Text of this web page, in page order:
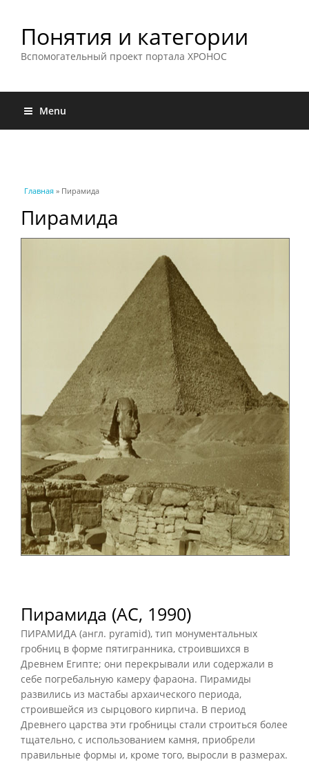
Понятия и категории
Вспомогательный проект портала ХРОНОС
Menu
Вы здесь
Главная » Пирамида
Пирамида
Пирамида (АС, 1990)
ПИРАМИДА (англ. pyramid), тип монументальных
гробниц в форме пятигранника, строившихся в
Древнем Египте; они перекрывали или содержали в
себе погребальную камеру фараона. Пирамиды
развились из мастабы архаического периода,
строившейся из сырцового кирпича. В период
Древнего царства эти гробницы стали строиться более
тщательно, с использованием камня, приобрели
правильные формы и, кроме того, выросли в размерах.